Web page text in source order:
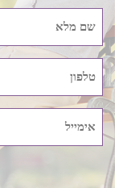
בהחלט ללכת גם על
מסוגים
מי שמעוניין לרכוש
צריך לקחת גם